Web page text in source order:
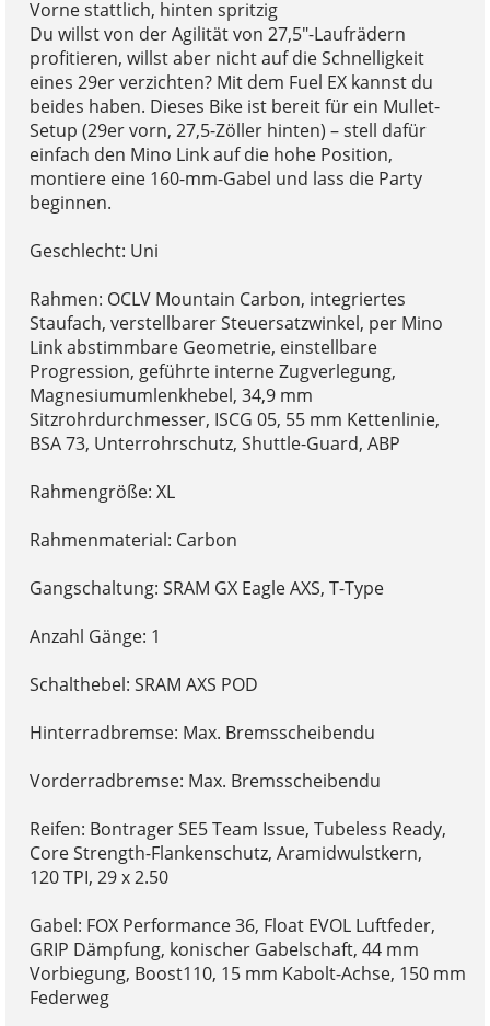
Vorne stattlich, hinten spritzig
Du willst von der Agilität von 27,5"-Laufrädern
profitieren, willst aber nicht auf die Schnelligkeit
eines 29er verzichten? Mit dem Fuel EX kannst du
beides haben. Dieses Bike ist bereit für ein Mullet-
Setup (29er vorn, 27,5-Zöller hinten) – stell dafür
einfach den Mino Link auf die hohe Position,
montiere eine 160-mm-Gabel und lass die Party
beginnen.
Geschlecht: Uni
Rahmen: OCLV Mountain Carbon, integriertes
Staufach, verstellbarer Steuersatzwinkel, per Mino
Link abstimmbare Geometrie, einstellbare
Progression, geführte interne Zugverlegung,
Magnesiumumlenkhebel, 34,9 mm
Sitzrohrdurchmesser, ISCG 05, 55 mm Kettenlinie,
BSA 73, Unterrohrschutz, Shuttle-Guard, ABP
Rahmengröße: XL
Rahmenmaterial: Carbon
Gangschaltung: SRAM GX Eagle AXS, T-Type
Anzahl Gänge: 1
Schalthebel: SRAM AXS POD
Hinterradbremse: Max. Bremsscheibendu
Vorderradbremse: Max. Bremsscheibendu
Reifen: Bontrager SE5 Team Issue, Tubeless Ready,
Core Strength-Flankenschutz, Aramidwulstkern,
120 TPI, 29 x 2.50
Gabel: FOX Performance 36, Float EVOL Luftfeder,
GRIP Dämpfung, konischer Gabelschaft, 44 mm
Vorbiegung, Boost110, 15 mm Kabolt-Achse, 150 mm
Federweg